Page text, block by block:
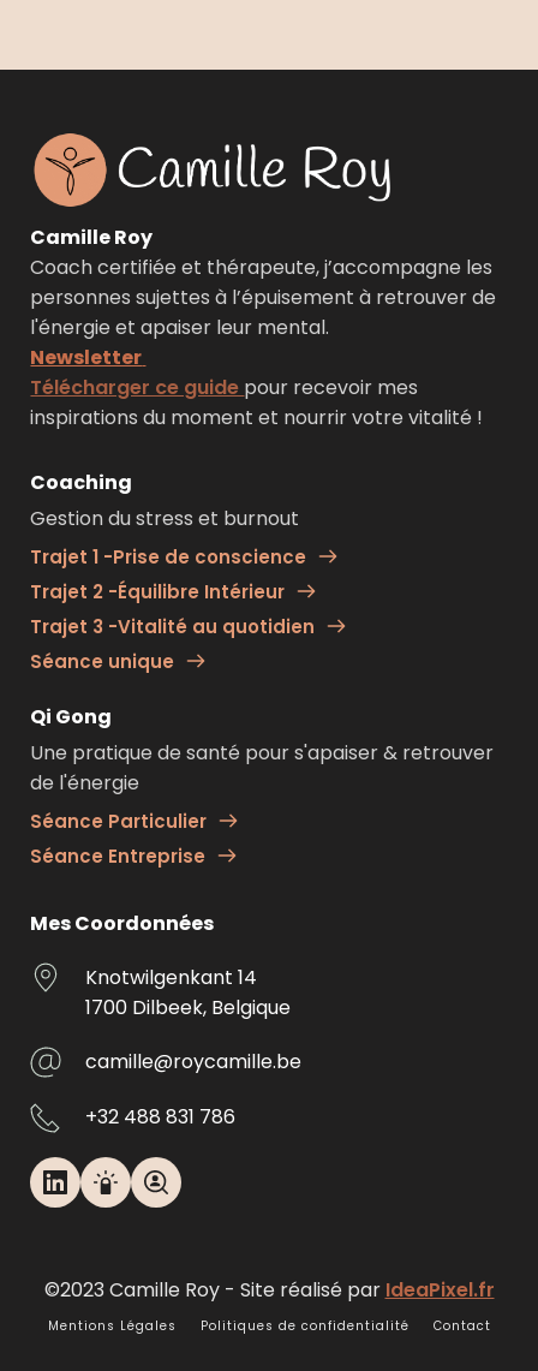
Camille Roy
Coach certifiée et thérapeute, j’accompagne les
personnes sujettes à l’épuisement à retrouver de
l'énergie et apaiser leur mental.
Newsletter
Télécharger ce guide pour recevoir mes
inspirations du moment et nourrir votre vitalité !
Coaching
Gestion du stress et burnout
Trajet 1 -Prise de conscience
Trajet 2 -Équilibre Intérieur
Trajet 3 -Vitalité au quotidien
Séance unique
Qi Gong
Une pratique de santé pour s'apaiser & retrouver
de l'énergie
Séance Particulier
Séance Entreprise
Mes Coordonnées
Knotwilgenkant 14
1700 Dilbeek, Belgique
camille@roycamille.be
+32 488 831 786
©2023 Camille Roy - Site réalisé par IdeaPixel.fr
Mentions Légales Politiques de confidentialité Contact